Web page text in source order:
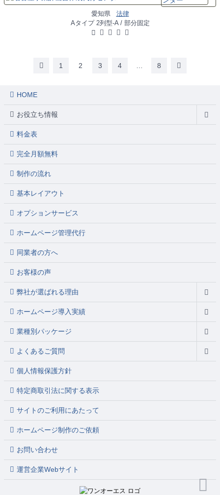
愛知県
法律
Aタイプ 2列型-A / 部分固定
1 2 3 4 8
HOME
お役立ち情報
料金表
完全月額無料
制作の流れ
基本レイアウト
オプションサービス
ホームページ管理代行
同業者の方へ
お客様の声
弊社が選ばれる理由
ホームページ導入実績
業種別パッケージ
よくあるご質問
個人情報保護方針
特定商取引法に関する表示
サイトのご利用にあたって
ホームページ制作のご依頼
お問い合わせ
運営企業Webサイト